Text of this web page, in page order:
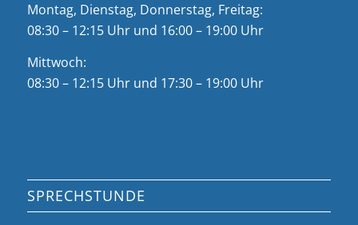
Montag, Dienstag, Donnerstag, Freitag:
08:30 – 12:15 Uhr und 16:00 – 19:00 Uhr
Mittwoch:
08:30 – 12:15 Uhr und 17:30 – 19:00 Uhr
SPRECHSTUNDE